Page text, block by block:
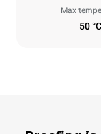
Max
50 °C